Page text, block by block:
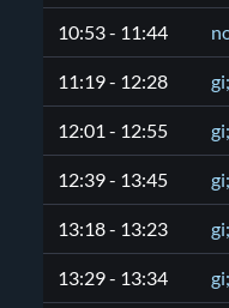
10:53 - 11:44
11:19 - 12:28
12:01 - 12:55
12:39 - 13:45
13:18 - 13:23
13:29 - 13:34